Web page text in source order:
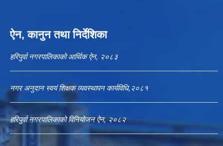
ऐन, कानुन तथा निर्देशिका
हरिपुर्वा नगरपालिकाको आर्थिक ऐन, २०८३
नगर अनुदान स्वयं शिक्षक व्यवस्थापन कार्यविधि,२०८१
हरिपुर्वा नगरपालिकाको विनियोजन ऐन, २०८२